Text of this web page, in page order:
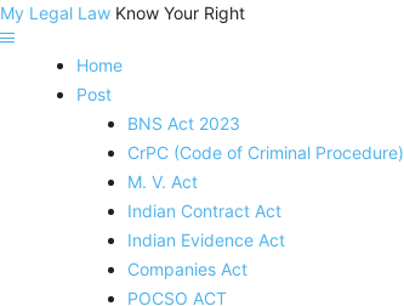
My Legal Law Know Your Right
Home
Post
BNS Act 2023
CrPC (Code of Criminal Procedure)
M. V. Act
Indian Contract Act
Indian Evidence Act
Companies Act
POCSO ACT